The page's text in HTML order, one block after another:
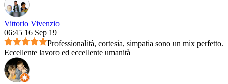
Vittorio Vivenzio
06:45 16 Sep 19
Professionalità, cortesia, simpatia sono un mix perfetto.
Eccellente lavoro ed eccellente umanità